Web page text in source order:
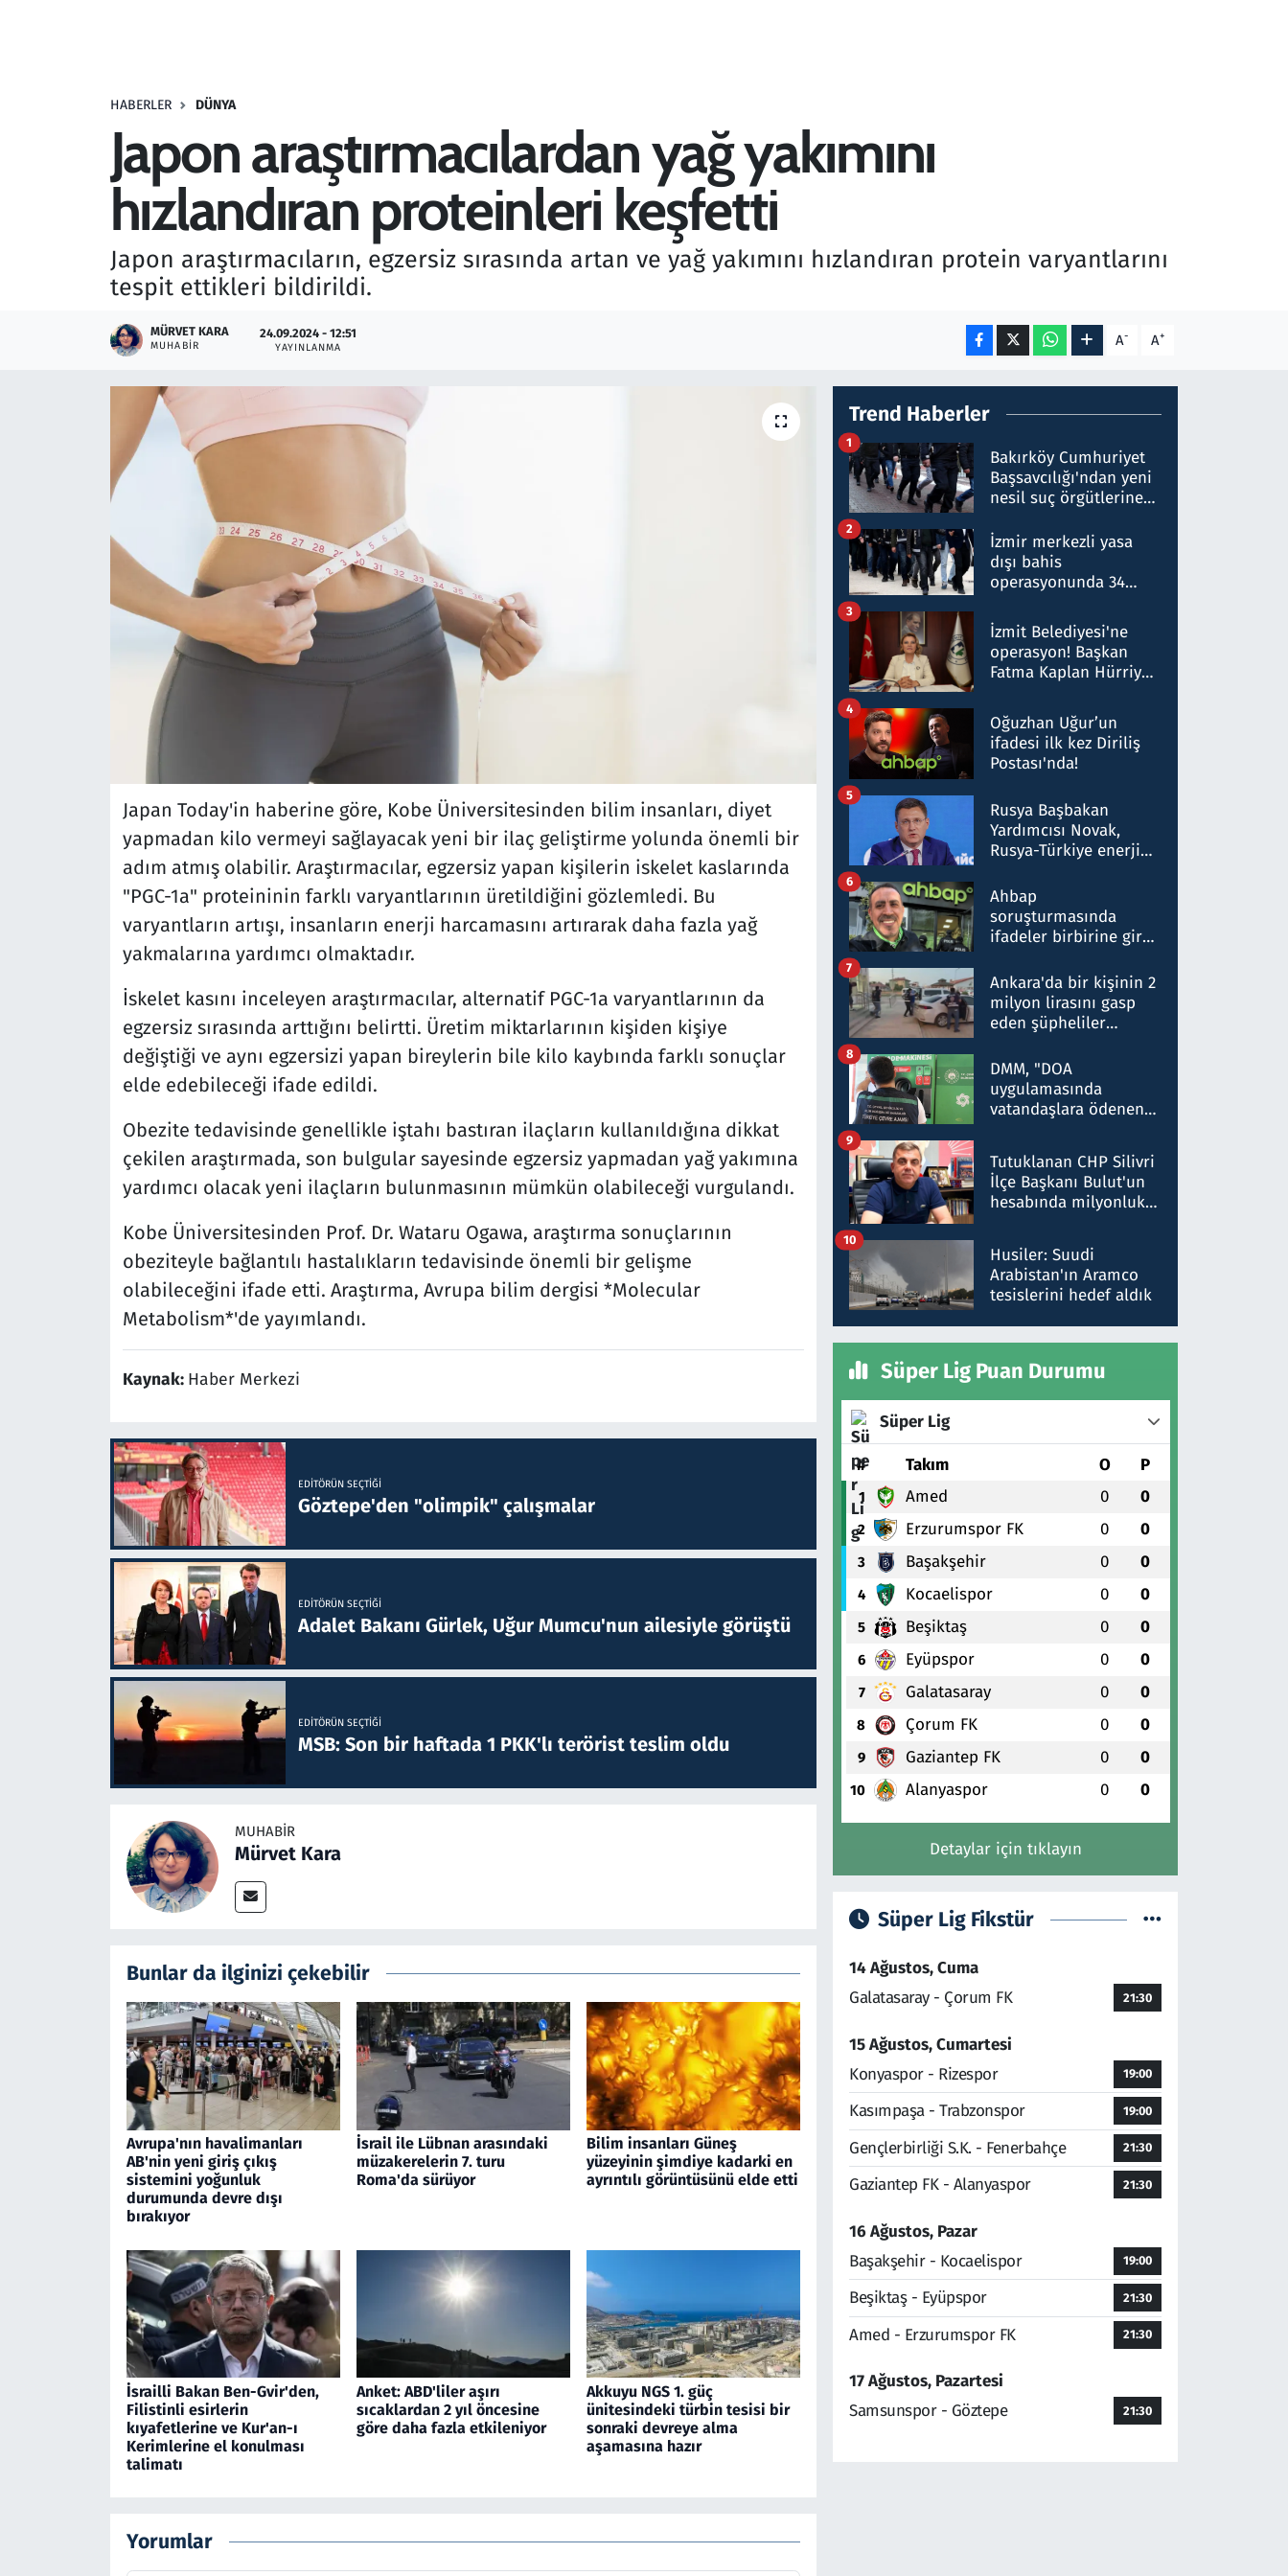
HABERLER DÜNYA
Japon araştırmacılardan yağ yakımını
hızlandıran proteinleri keşfetti
Japon araştırmacıların, egzersiz sırasında artan ve yağ yakımını hızlandıran protein varyantlarını
tespit ettikleri bildirildi.
MÜRVET KARA
MUHABIR
24.09.2024 - 12:51
YAYINLANMA A- A+
Japan Today'in haberine göre, Kobe Üniversitesinden bilim insanları, diyet
yapmadan kilo vermeyi sağlayacak yeni bir ilaç geliştirme yolunda önemli bir
adım atmış olabilir. Araştırmacılar, egzersiz yapan kişilerin iskelet kaslarında
"PGC-1a" proteininin farklı varyantlarının üretildiğini gözlemledi. Bu
varyantların artışı, insanların enerji harcamasını artırarak daha fazla yağ
yakmalarına yardımcı olmaktadır.
İskelet kasını inceleyen araştırmacılar, alternatif PGC-1a varyantlarının da
egzersiz sırasında arttığını belirtti. Üretim miktarlarının kişiden kişiye
değiştiği ve aynı egzersizi yapan bireylerin bile kilo kaybında farklı sonuçlar
elde edebileceği ifade edildi.
Obezite tedavisinde genellikle iştahı bastıran ilaçların kullanıldığına dikkat
çekilen araştırmada, son bulgular sayesinde egzersiz yapmadan yağ yakımına
yardımcı olacak yeni ilaçların bulunmasının mümkün olabileceği vurgulandı.
Kobe Üniversitesinden Prof. Dr. Wataru Ogawa, araştırma sonuçlarının
obeziteyle bağlantılı hastalıkların tedavisinde önemli bir gelişme
olabileceğini ifade etti. Araştırma, Avrupa bilim dergisi *Molecular
Metabolism*'de yayımlandı.
Kaynak: Haber Merkezi
EDITÖRÜN SEÇTIĞI
Göztepe'den "olimpik" çalışmalar
EDITÖRÜN SEÇTIĞI
Adalet Bakanı Gürlek, Uğur Mumcu'nun ailesiyle görüştü
EDITÖRÜN SEÇTIĞI
MSB: Son bir haftada 1 PKK'lı terörist teslim oldu
MUHABIR
Mürvet Kara
Bunlar da ilginizi çekebilir
Avrupa'nın havalimanları
AB'nin yeni giriş çıkış
sistemini yoğunluk
durumunda devre dışı
bırakıyor
İsrail ile Lübnan arasındaki
müzakerelerin 7. turu
Roma'da sürüyor
Bilim insanları Güneş
yüzeyinin şimdiye kadarki en
ayrıntılı görüntüsünü elde etti
İsrailli Bakan Ben-Gvir'den,
Filistinli esirlerin
kıyafetlerine ve Kur'an-ı
Kerimlerine el konulması
talimatı
Anket: ABD'liler aşırı
sıcaklardan 2 yıl öncesine
göre daha fazla etkileniyor
Akkuyu NGS 1. güç
ünitesindeki türbin tesisi bir
sonraki devreye alma
aşamasına hazır
Yorumlar
Trend Haberler
Bakırköy Cumhuriyet
Başsavcılığı'ndan yeni
nesil suç örgütlerine
hakkında gözaltı kararı
1
İzmir merkezli yasa
dışı bahis
operasyonunda 34
Milyar liralık para
trafiği tespit edildi
2
İzmit Belediyesi'ne
operasyon! Başkan
Fatma Kaplan Hürriyet
3
Oğuzhan Uğur’un
ifadesi ilk kez Diriliş
Postası'nda!
4
Rusya Başbakan
Yardımcısı Novak,
Rusya-Türkiye enerji
nitelikte olduğunu
belirtti
5
Ahbap
soruşturmasında
ifadeler birbirine girdi:
ifadelerinden ortaya
çıkan tablo şok etti
6
Ankara'da bir kişinin 2
milyon lirasını gasp
eden şüpheliler
7
DMM, "DOA
uygulamasında
vatandaşlara ödenen
düşürüldüğü" iddiasını
yalanladı
8
Tutuklanan CHP Silivri
İlçe Başkanı Bulut'un
hesabında milyonluk
talimat verdi, ben
gönderdim
9
Husiler: Suudi
Arabistan'ın Aramco
tesislerini hedef aldık
10
Süper Lig Puan Durumu
Süper Lig
# Takım O P
1 Amed 0 0
2 Erzurumspor FK 0 0
3 Başakşehir 0 0
4 Kocaelispor 0 0
5 Beşiktaş 0 0
6 Eyüpspor 0 0
7 Galatasaray 0 0
8 Çorum FK 0 0
9 Gaziantep FK 0 0
10 Alanyaspor 0 0
Detaylar için tıklayın
Süper Lig Fikstür
14 Ağustos, Cuma
Galatasaray - Çorum FK
21:30
15 Ağustos, Cumartesi
Konyaspor - Rizespor
19:00
Kasımpaşa - Trabzonspor 19:00
Gençlerbirliği S.K. - Fenerbahçe 21:30
Gaziantep FK - Alanyaspor 21:30
16 Ağustos, Pazar
Başakşehir - Kocaelispor
19:00
Beşiktaş - Eyüpspor 21:30
Amed - Erzurumspor FK 21:30
17 Ağustos, Pazartesi
Samsunspor - Göztepe
21:30
Savunma Sanayi
Teknoloji ve Bilim
Televizyon